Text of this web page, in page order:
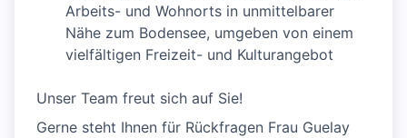
Arbeits- und Wohnorts in unmittelbarer
Nähe zum Bodensee, umgeben von einem
vielfältigen Freizeit- und Kulturangebot
Unser Team freut sich auf Sie!
Gerne steht Ihnen für Rückfragen Frau Guelay